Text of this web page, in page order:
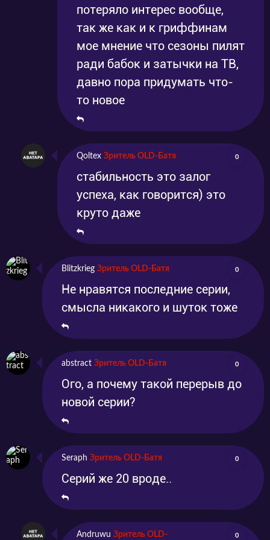
потеряло интерес вообще,
так же как и к гриффинам
мое мнение что сезоны пилят
ради бабок и затычки на ТВ,
давно пора придумать что-
то новое
Qoltex Зритель OLD-Батя 0
стабильность это залог
успеха, как говорится) это
круто даже
Blitzkrieg Зритель OLD-Батя 0
Не нравятся последние серии,
смысла никакого и шуток тоже
abstract Зритель OLD-Батя 0
Ого, а почему такой перерыв до
новой серии?
Seraph Зритель OLD-Батя 0
Серий же 20 вроде..
Andruwu Зритель OLD-
0